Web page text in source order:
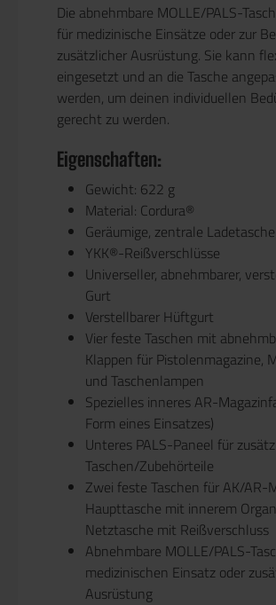
Die abnehmbare MOLLE/PALS-
für medizinische Einsätze oder zur
zusätzlicher Ausrüstung. Sie kann
eingesetzt und an die Tasche
werden, um deinen individuellen
gerecht zu werden.
Eigenschaften:
Gewicht: 622 g
Material: Cordura®
Geräumige, zentrale Ladetasche
YKK®-Reißverschlüsse
Universeller, abnehmbarer,
Gurt
Verstellbarer Hüftgurt
Vier feste Taschen mit
Klappen für Pistolenmagazine,
und Taschenlampen
Spezielles inneres AR-
Form eines Einsatzes)
Unteres PALS-Paneel für
Taschen/Zubehörteile
Zwei feste Taschen für AK/AR-
Haupttasche mit innerem
Netztasche mit Reißverschluss
Abnehmbare MOLLE/PALS-
medizinischen Einsatz oder
Ausrüstung